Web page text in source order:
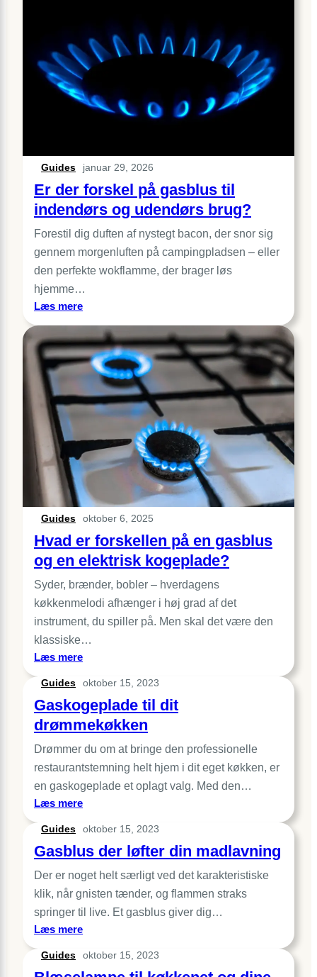
ser
Hocus
Pocus-
filmen
sammen
Guides januar 29, 2026
Er der forskel på gasblus til
indendørs og udendørs brug?
Forestil dig duften af nystegt bacon, der snor sig
gennem morgenluften på campingpladsen – eller
den perfekte wokflamme, der brager løs
hjemme…
Læs mere:
der
forskel
på
gasblus
til
indendørs
udendørs
brug?
Guides oktober 6, 2025
Hvad er forskellen på en gasblus
og en elektrisk kogeplade?
Syder, brænder, bobler – hverdagens
køkkenmelodi afhænger i høj grad af det
instrument, du spiller på. Men skal det være den
klassiske…
Læs mere:
er
forskellen
en
gasblus
og
en
kogeplade?
Guides oktober 15, 2023
Gaskogeplade til dit
drømmekøkken
Drømmer du om at bringe den professionelle
restaurantstemning helt hjem i dit eget køkken, er
en gaskogeplade et oplagt valg. Med den…
Læs mere:
til
dit
Guides oktober 15, 2023
Gasblus der løfter din madlavning
Der er noget helt særligt ved det karakteristiske
klik, når gnisten tænder, og flammen straks
springer til live. Et gasblus giver dig…
Læs mere:
der
Guides oktober 15, 2023